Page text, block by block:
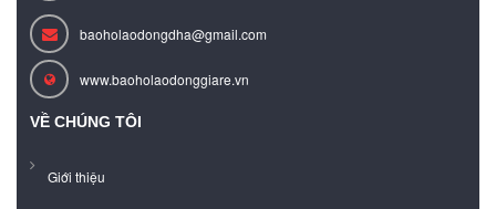
baoholaodongdha@gmail.com
www.baoholaodonggiare.vn
VỀ CHÚNG TÔI
Giới thiệu